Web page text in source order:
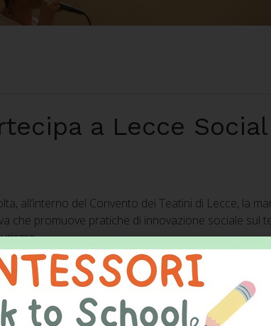
a Lecce
all’interno del Convento dei Teatini di Lecce, la
che promuove pratiche di innovazione sociale
processi di innovazione fuori dal Comune” è
ANG (Agenzia Nazionale per i Giovani),
per la Finanza Locale) nell’ambito del bando